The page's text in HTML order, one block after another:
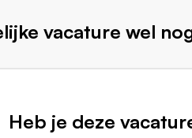
vacature wel
Heb je deze